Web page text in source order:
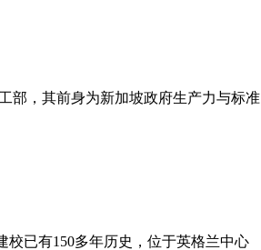
部，其前身为新加坡政府生产力与标准
校已有150多年历史，位于英格兰中心